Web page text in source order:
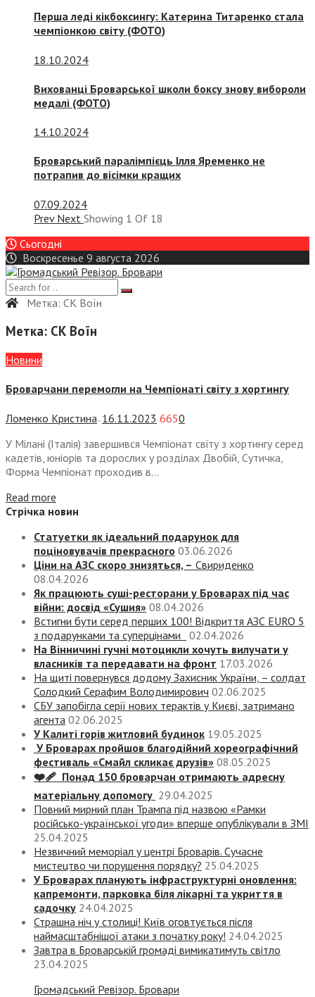
Перша леді кікбоксингу: Катерина Титаренко стала
чемпіонкою світу (ФОТО)
18.10.2024
Вихованці Броварської школи боксу знову вибороли
медалі (ФОТО)
14.10.2024
Броварський паралімпієць Ілля Яременко не
потрапив до вісімки кращих
07.09.2024
Prev Next Showing 1 Of 18
Сьогодні
Воскресенье 9 августа 2026
Метка: СК Воїн
Метка: СК Воїн
Новини
Броварчани перемогли на Чемпіонаті світу з хортингу
Ломенко Кристина — 16.11.2023 6650
У Мілані (Італія) завершився Чемпіонат світу з хортингу серед
кадетів, юніорів та дорослих у розділах Двобій, Сутичка,
Форма Чемпіонат проходив в...
Read more
Стрічка новин
Статуетки як ідеальний подарунок для
поціновувачів прекрасного 03.06.2026
Ціни на АЗС скоро знизяться, – Свириденко
08.04.2026
Як працюють суші-ресторани у Броварах під час
війни: досвід «Сушия» 08.04.2026
Встигни бути серед перших 100! Відкриття АЗС EURO 5
з подарунками та суперцінами
02.04.2026
На Вінничині гучні мотоцикли хочуть вилучати у
власників та передавати на фронт 17.03.2026
На щиті повернувся додому Захисник України, – солдат
Солодкий Серафим Володимирович 02.06.2025
СБУ запобігла серії нових терактів у Києві, затримано
агента 02.06.2025
У Калиті горів житловий будинок 19.05.2025
У Броварах пройшов благодійний хореографічний
фестиваль «Смайл скликає друзів» 08.05.2025
❤️‍🩹 Понад 150 броварчан отримають адресну
матеріальну допомогу 29.04.2025
Повний мирний план Трампа під назвою «‎Рамки
російсько-української угоди» вперше опублікували в ЗМІ
25.04.2025
Незвичний меморіал у центрі Броварів. Сучасне
мистецтво чи порушення порядку? 25.04.2025
У Броварах планують інфраструктурні оновлення:
капремонти, парковка біля лікарні та укриття в
садочку 24.04.2025
Страшна ніч у столиці! Київ оговтується після
наймасштабнішої атаки з початку року! 24.04.2025
Завтра в Броварській громаді вимикатимуть світло
23.04.2025
Громадський Ревізор. Бровари